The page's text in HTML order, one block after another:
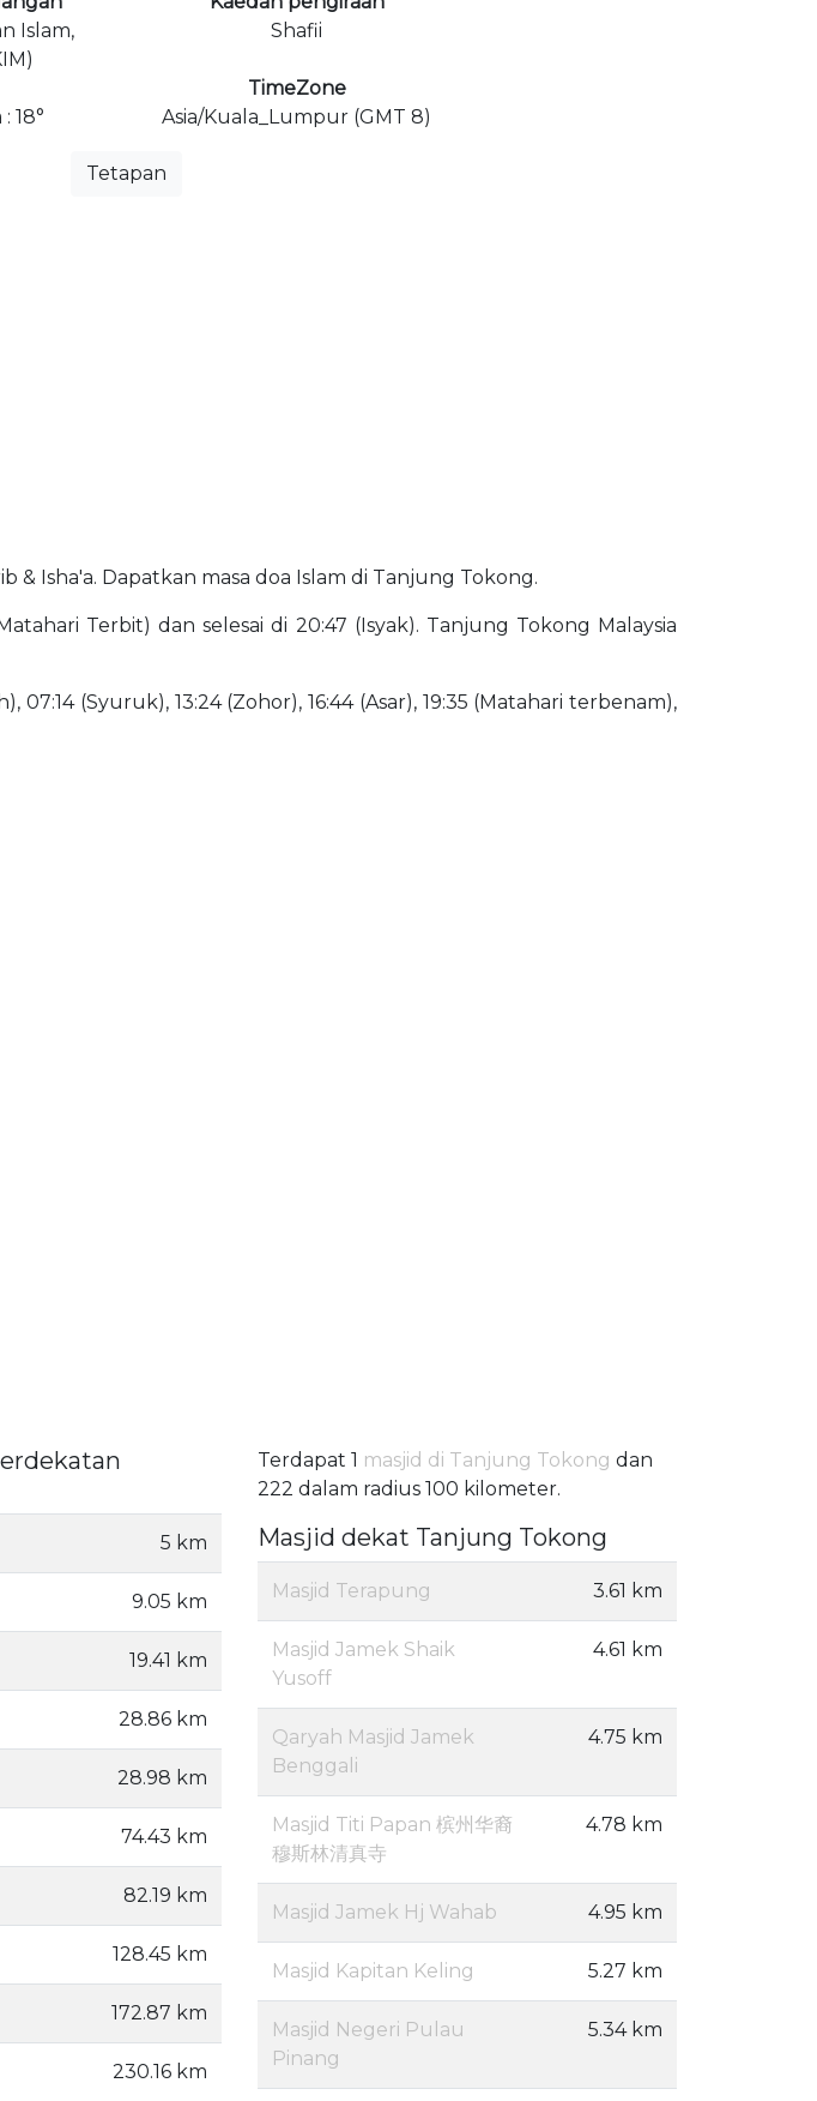
Islam,
Shafii
18°
TimeZone
Asia/Kuala_Lumpur (GMT 8)
Tetapan
& Isha'a. Dapatkan masa doa Islam di Tanjung Tokong.
Terbit) dan selesai di 20:47 (Isyak). Tanjung Tokong Malaysia
(Syuruk), 13:24 (Zohor), 16:44 (Asar), 19:35 (Matahari terbenam),
5 km
9.05 km
19.41 km
28.86 km
28.98 km
74.43 km
82.19 km
128.45 km
172.87 km
230.16 km
Terdapat 1 masjid di Tanjung Tokong dan
222 dalam radius 100 kilometer.
Masjid dekat Tanjung Tokong
Masjid Terapung 3.61 km
Masjid Jamek Shaik
Yusoff
4.61 km
Qaryah Masjid Jamek
Benggali
4.75 km
Masjid Titi Papan 槟州华裔
穆斯林清真寺
4.78 km
Masjid Jamek Hj Wahab 4.95 km
Masjid Kapitan Keling 5.27 km
Masjid Negeri Pulau
Pinang
5.34 km